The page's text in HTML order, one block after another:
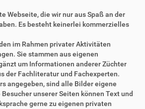
Webseite, die wir nur aus Spaß an der
Es besteht keinerlei kommerzielles
im Rahmen privater Aktivitäten
Sie stammen aus eigenen
um Informationen anderer Züchter
der Fachliteratur und Fachexperten.
angegeben, sind alle Bilder eigene
unserer Seiten können Text und
gerne zu eigenen privaten